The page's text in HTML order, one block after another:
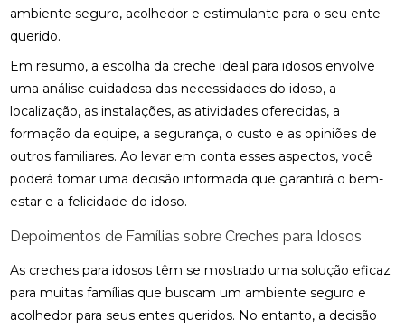
ambiente seguro, acolhedor e estimulante para o seu ente
querido.
Em resumo, a escolha da creche ideal para idosos envolve
uma análise cuidadosa das necessidades do idoso, a
localização, as instalações, as atividades oferecidas, a
formação da equipe, a segurança, o custo e as opiniões de
outros familiares. Ao levar em conta esses aspectos, você
poderá tomar uma decisão informada que garantirá o bem-
estar e a felicidade do idoso.
Depoimentos de Famílias sobre Creches para Idosos
As creches para idosos têm se mostrado uma solução eficaz
para muitas famílias que buscam um ambiente seguro e
acolhedor para seus entes queridos. No entanto, a decisão